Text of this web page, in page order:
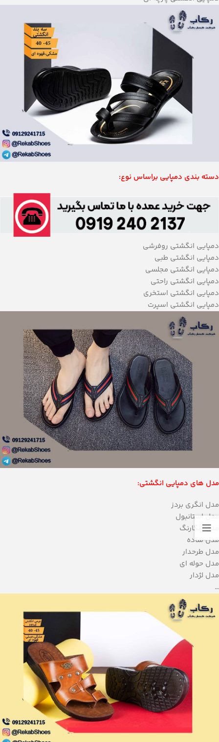
دسته بندی دمپایی براساس نوع:
دمپایی انگشتی روفرشی
دمپایی انگشتی طبی
دمپایی انگشتی مجلسی
دمپایی انگشتی راحتی
دمپایی انگشتی استخری
دمپایی انگشتی اسپرت
مدل های دمپایی انگشتی:
مدل انگری بردز
مدل استانبول
مدل رنگارنگ
مدل ساده
مدل طرحدار
مدل حوله ای
مدل لژدار
…